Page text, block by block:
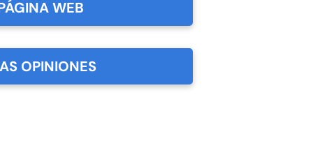
WEB
OPINIONES